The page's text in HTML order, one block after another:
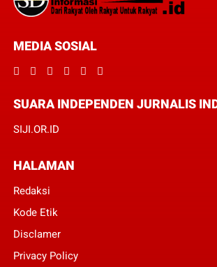
MEDIA SOSIAL
SUARA INDEPENDEN JURNALIS
SIJI.OR.ID
HALAMAN
Redaksi
Kode Etik
Disclamer
Privacy Policy